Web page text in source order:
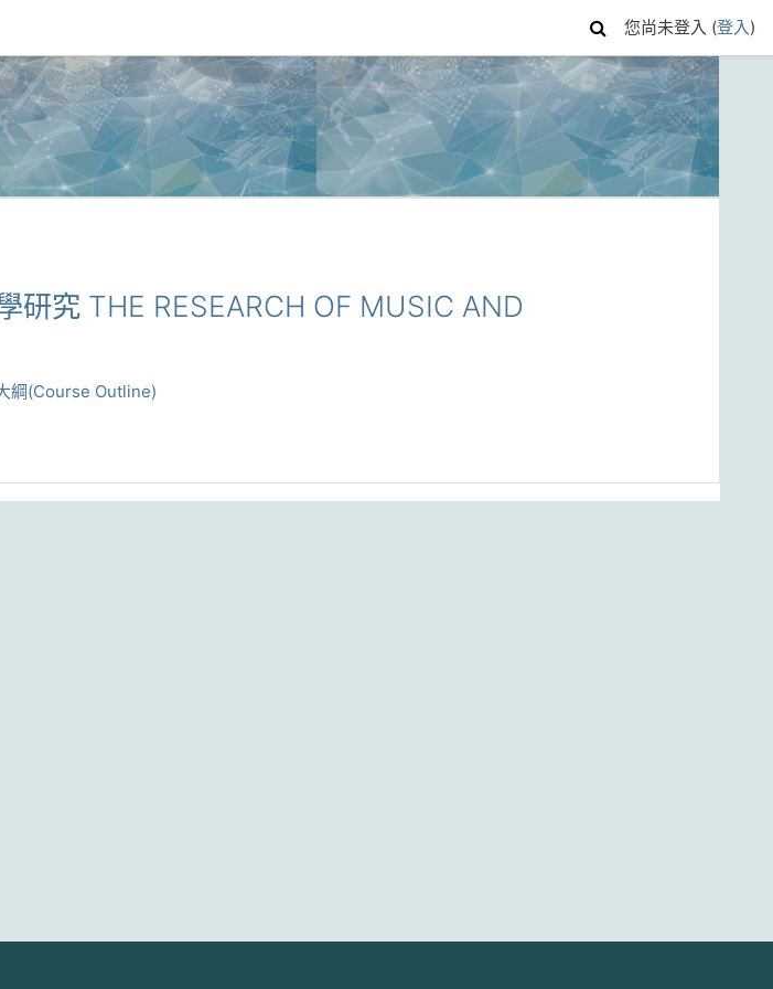
您尚未登入 (登入)
研究 THE RESEARCH OF MUSIC AND
綱(Course Outline)